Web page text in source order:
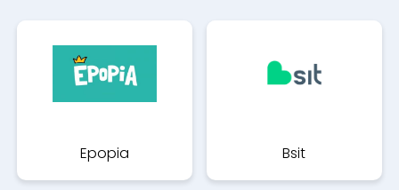
Epopia Bsit